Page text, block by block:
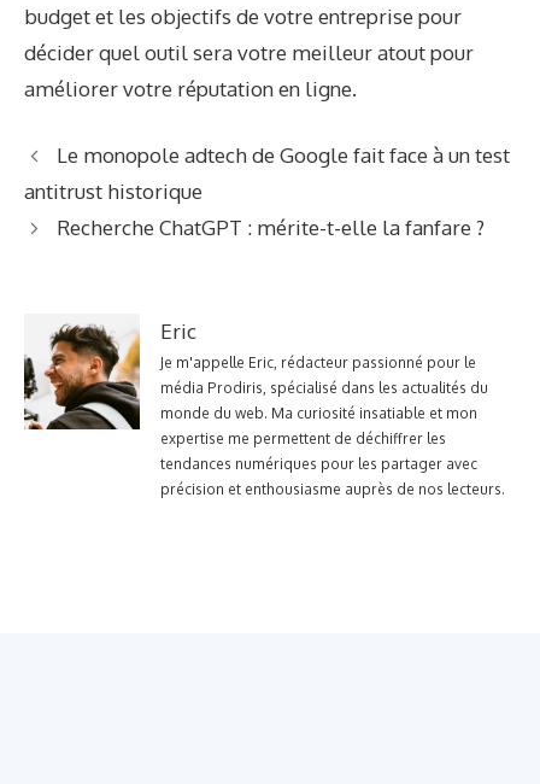
budget et les objectifs de votre entreprise pour
décider quel outil sera votre meilleur atout pour
améliorer votre réputation en ligne.
Le monopole adtech de Google fait face à un test
antitrust historique
Recherche ChatGPT : mérite-t-elle la fanfare ?
Eric
Je m'appelle Eric, rédacteur passionné pour le
média Prodiris, spécialisé dans les actualités du
monde du web. Ma curiosité insatiable et mon
expertise me permettent de déchiffrer les
tendances numériques pour les partager avec
précision et enthousiasme auprès de nos lecteurs.